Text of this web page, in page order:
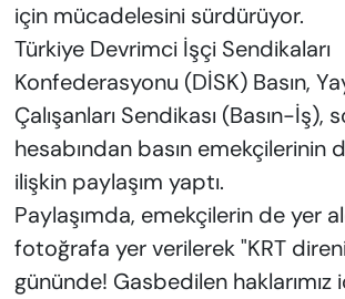
için mücadelesini sürdürüyor.
Türkiye Devrimci İşçi Sendikaları
Konfederasyonu (DİSK) Basın,
Çalışanları Sendikası (Basın-İş),
hesabından basın emekçilerinin
ilişkin paylaşım yaptı.
Paylaşımda, emekçilerin de yer
fotoğrafa yer verilerek "KRT
gününde! Gasbedilen haklarımız